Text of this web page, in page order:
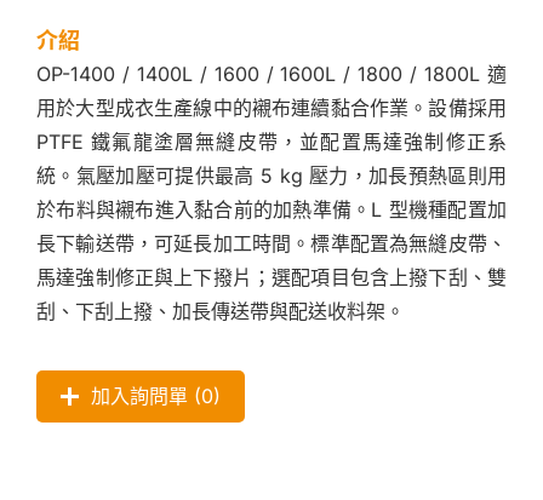
介紹
OP-1400 / 1400L / 1600 / 1600L / 1800 / 1800L 適
用於大型成衣生產線中的襯布連續黏合作業。設備採用
PTFE 鐵氟龍塗層無縫皮帶，並配置馬達強制修正系
統。氣壓加壓可提供最高 5 kg 壓力，加長預熱區則用
於布料與襯布進入黏合前的加熱準備。L 型機種配置加
長下輸送帶，可延長加工時間。標準配置為無縫皮帶、
馬達強制修正與上下撥片；選配項目包含上撥下刮、雙
刮、下刮上撥、加長傳送帶與配送收料架。
加入詢問單 (0)